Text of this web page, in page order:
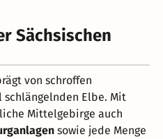
Sächsischen
von schroffen
schlängelnden Elbe. Mit
Mittelgebirge auch
sowie jede Menge